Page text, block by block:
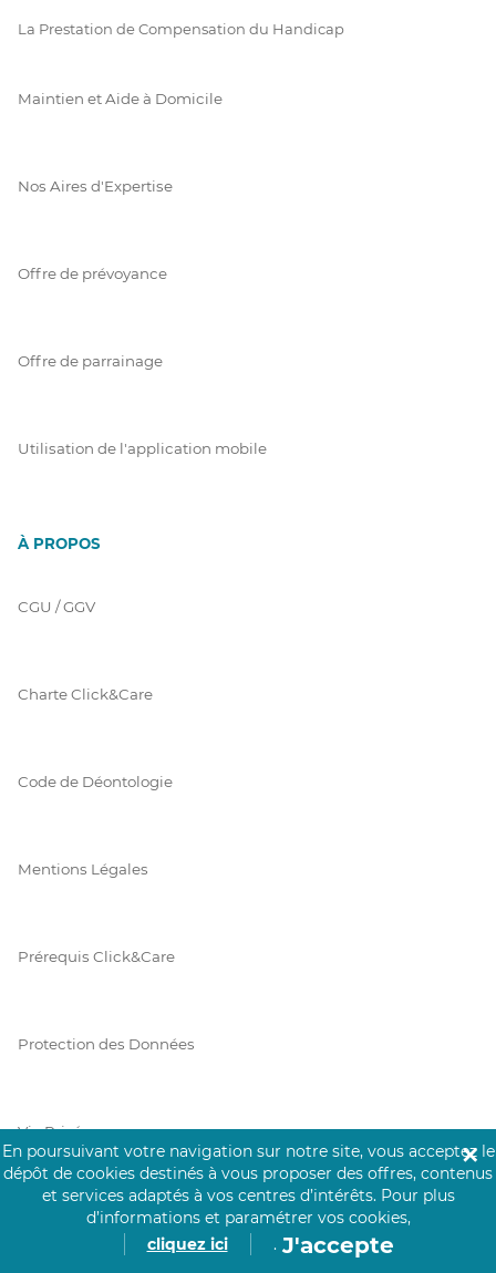
La Prestation de Compensation du Handicap
Maintien et Aide à Domicile
Nos Aires d'Expertise
Offre de prévoyance
Offre de parrainage
Utilisation de l'application mobile
À PROPOS
CGU / GGV
Charte Click&Care
Code de Déontologie
Mentions Légales
Prérequis Click&Care
Protection des Données
Vie Privée
PAIEMENT SÉCURISÉ
En poursuivant votre navigation sur notre site, vous acceptez le
dépôt de cookies destinés à vous proposer des offres, contenus
et services adaptés à vos centres d’intérêts. Pour plus
d’informations et paramétrer vos cookies,
cliquez ici
. J'accepte
✕